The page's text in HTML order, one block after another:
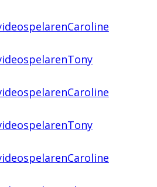
Caroline
Tony
Caroline
Tony
Caroline